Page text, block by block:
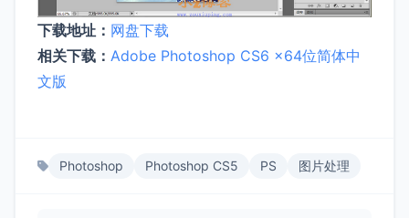
下载地址： 网盘下载
相关下载： Adobe Photoshop CS6 x64位简体中
文版
Photoshop Photoshop CS5 PS 图片处理